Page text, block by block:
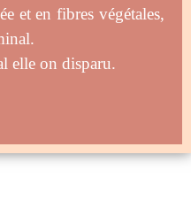
et en fibres végétales,
elle on disparu.